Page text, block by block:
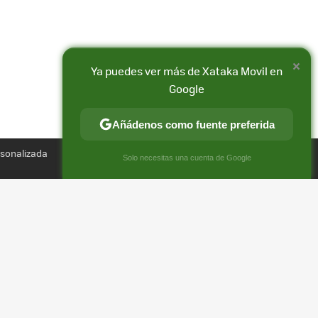
Compartir
FACEBOOK
X
E-
×
Ya puedes ver más de Xataka Movil en
Google
Añádenos como fuente preferida
Solo necesitas una cuenta de Google